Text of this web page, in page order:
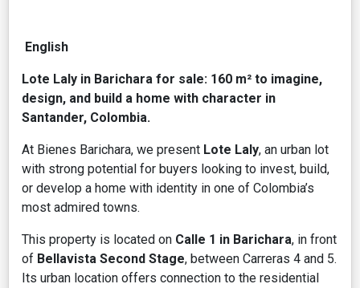
English
Lote Laly in Barichara for sale: 160 m² to imagine,
design, and build a home with character in
Santander, Colombia.
At Bienes Barichara, we present Lote Laly, an urban lot
with strong potential for buyers looking to invest, build,
or develop a home with identity in one of Colombia’s
most admired towns.
This property is located on Calle 1 in Barichara, in front
of Bellavista Second Stage, between Carreras 4 and 5.
Its urban location offers connection to the residential